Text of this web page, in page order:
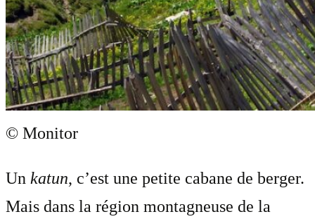
© Monitor
Un katun, c’est une petite cabane de berger.
Mais dans la région montagneuse de la